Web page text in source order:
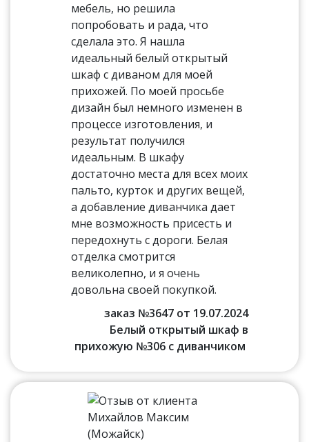
мебель, но решила
попробовать и рада, что
сделала это. Я нашла
идеальный белый открытый
шкаф с диваном для моей
прихожей. По моей просьбе
дизайн был немного изменен в
процессе изготовления, и
результат получился
идеальным. В шкафу
достаточно места для всех моих
пальто, курток и других вещей,
а добавление диванчика дает
мне возможность присесть и
передохнуть с дороги. Белая
отделка смотрится
великолепно, и я очень
довольна своей покупкой.
заказ №3647 от 19.07.2024
Белый открытый шкаф в
прихожую №306 с диванчиком